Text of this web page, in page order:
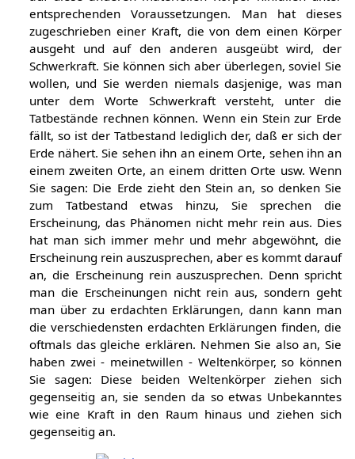
entsprechenden Voraussetzungen. Man hat dieses
zugeschrieben einer Kraft, die von dem einen Körper
ausgeht und auf den anderen ausgeübt wird, der
Schwerkraft. Sie können sich aber überlegen, soviel Sie
wollen, und Sie werden niemals dasjenige, was man
unter dem Worte Schwerkraft versteht, unter die
Tatbestände rechnen können. Wenn ein Stein zur Erde
fällt, so ist der Tatbestand lediglich der, daß er sich der
Erde nähert. Sie sehen ihn an einem Orte, sehen ihn an
einem zweiten Orte, an einem dritten Orte usw. Wenn
Sie sagen: Die Erde zieht den Stein an, so denken Sie
zum Tatbestand etwas hinzu, Sie sprechen die
Erscheinung, das Phänomen nicht mehr rein aus. Dies
hat man sich immer mehr und mehr abgewöhnt, die
Erscheinung rein auszusprechen, aber es kommt darauf
an, die Erscheinung rein auszusprechen. Denn spricht
man die Erscheinungen nicht rein aus, sondern geht
man über zu erdachten Erklärungen, dann kann man
die verschiedensten erdachten Erklärungen finden, die
oftmals das gleiche erklären. Nehmen Sie also an, Sie
haben zwei - meinetwillen - Weltenkörper, so können
Sie sagen: Diese beiden Weltenkörper ziehen sich
gegenseitig an, sie senden da so etwas Unbekanntes
wie eine Kraft in den Raum hinaus und ziehen sich
gegenseitig an.